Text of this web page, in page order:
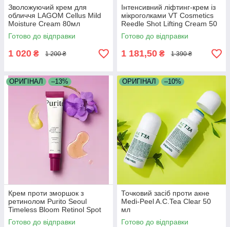
Зволожуючий крем для
обличчя LAGOM Cellus Mild
Moisture Cream 80мл
Готово до відправки
1 020 ₴ 1 200 ₴
Інтенсивний ліфтинг-крем із
мікроголками VT Cosmetics
Reedle Shot Lifting Cream 50
мл
Готово до відправки
1 181,50 ₴ 1 390 ₴
ОРИГІНАЛ –13%
Крем проти зморшок з
ретинолом Purito Seoul
Timeless Bloom Retinol Spot
Cream 30 мл
Готово до відправки
ОРИГІНАЛ –10%
Точковий засіб проти акне
Medi-Peel A.C.Tea Clear 50
мл
Готово до відправки